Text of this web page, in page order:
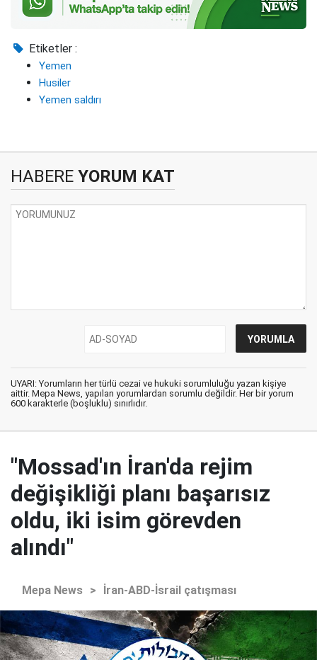
Etiketler :
Yemen
Husiler
Yemen saldırı
HABERE YORUM KAT
UYARI: Yorumların her türlü cezai ve hukuki sorumluluğu yazan kişiye
aittir. Mepa News, yapılan yorumlardan sorumlu değildir. Her bir yorum
600 karakterle (boşluklu) sınırlıdır.
"Mossad'ın İran'da rejim
değişikliği planı başarısız
oldu, iki isim görevden
alındı"
Mepa News > İran-ABD-İsrail çatışması